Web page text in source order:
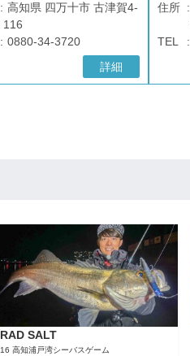
高知県 四万十市 古津賀4-
116
0880-34-3720
詳細
住所
TEL
RAD SALT
16 高知浦戸湾シーバスゲーム